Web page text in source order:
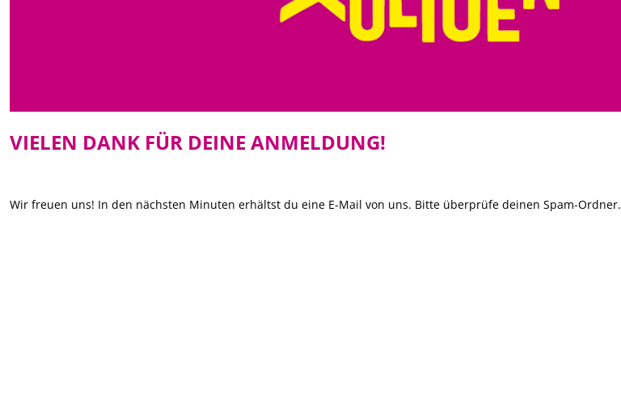
VIELEN DANK FÜR DEINE ANMELDUNG!
Wir freuen uns! In den nächsten Minuten erhältst du eine E-Mail von uns. Bitte überprüfe deinen Spam-Ordner.